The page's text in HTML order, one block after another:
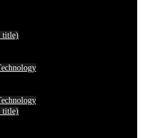
title)
title)